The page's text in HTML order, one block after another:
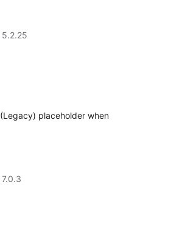
5.2.25
placeholder when